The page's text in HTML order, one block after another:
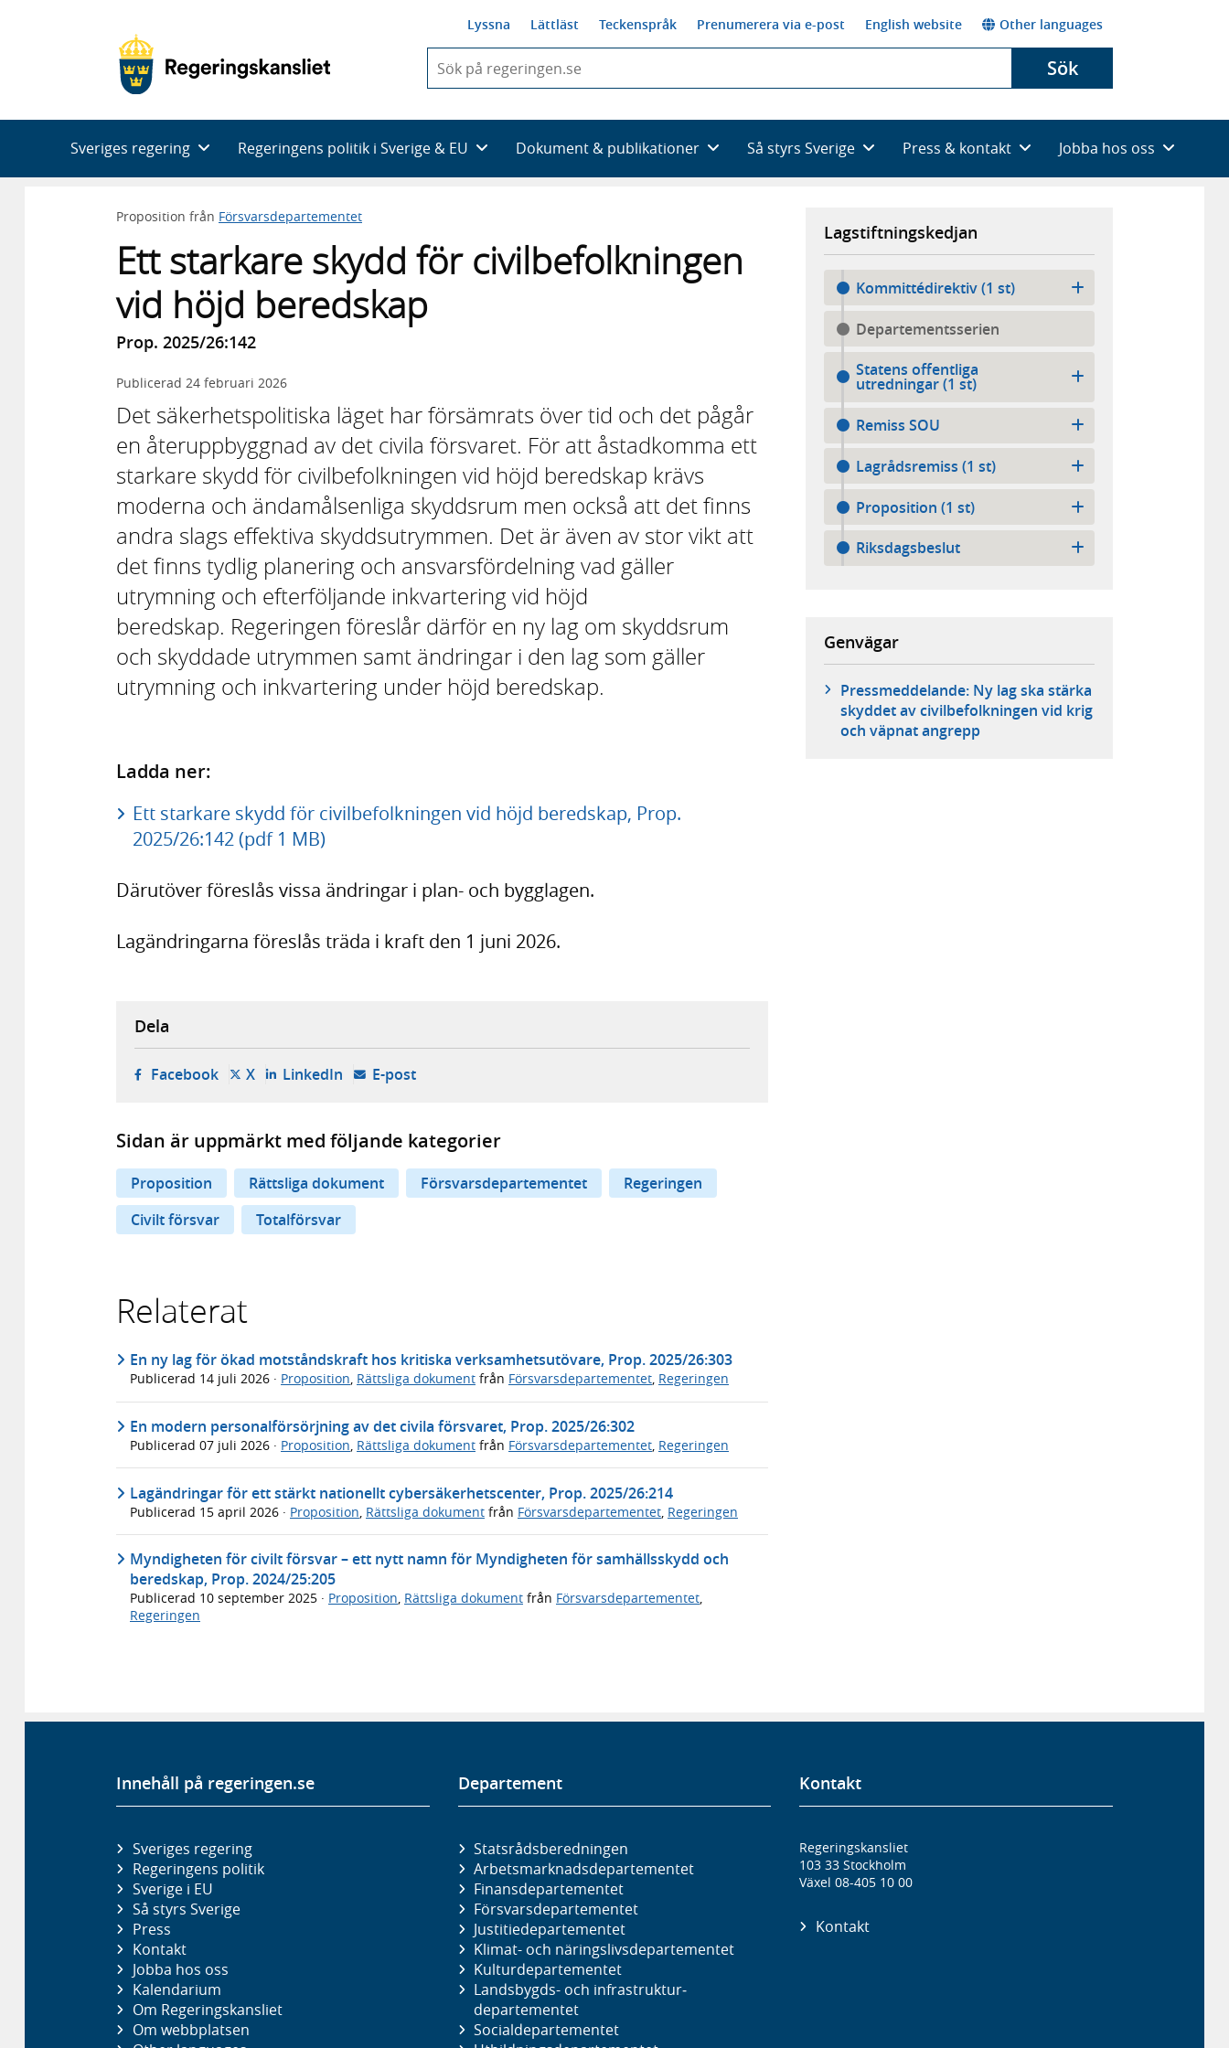
Lyssna Lättläst Teckenspråk Prenumerera via e-post English website Other languages
du
skriva
framträder
en
Sök
Sveriges regering Regeringens politik i Sverige & EU Dokument & publikationer Så styrs Sverige Press & kontakt Jobba hos oss
Proposition från Försvarsdepartementet
Ett starkare skydd för civilbefolkningen
vid höjd beredskap
Prop. 2025/26:142
Publicerad 24 februari 2026
Det säkerhetspolitiska läget har försämrats över tid och det pågår
en återuppbyggnad av det civila försvaret. För att åstadkomma ett
starkare skydd för civilbefolkningen vid höjd beredskap krävs
moderna och ändamålsenliga skyddsrum men också att det finns
andra slags effektiva skyddsutrymmen. Det är även av stor vikt att
det finns tydlig planering och ansvarsfördelning vad gäller
utrymning och efterföljande inkvartering vid höjd
beredskap. Regeringen föreslår därför en ny lag om skyddsrum
och skyddade utrymmen samt ändringar i den lag som gäller
utrymning och inkvartering under höjd beredskap.
Ladda ner:
Ett starkare skydd för civilbefolkningen vid höjd beredskap, Prop.
2025/26:142 (pdf 1 MB)
Därutöver föreslås vissa ändringar i plan- och bygglagen.
Lagändringarna föreslås träda i kraft den 1 juni 2026.
Lagstiftningskedjan
Kommittédirektiv (1 st)
Departementsserien
Statens offentliga
utredningar (1 st)
Remiss SOU
Lagrådsremiss (1 st)
Proposition (1 st)
Riksdagsbeslut
Genvägar
Pressmeddelande: Ny lag ska stärka
skyddet av civilbefolkningen vid krig
och väpnat angrepp
Dela
Facebook- öppnas i ny flik, extern webbplats,
X- öppnas i ny flik, extern webbplats,
LinkedIn- öppnas i ny flik, extern webbplats,
E-post- öppnar din e-postklient,
Sidan är uppmärkt med följande kategorier
Proposition Rättsliga dokument Försvarsdepartementet
Regeringen
Civilt försvar
Totalförsvar
Relaterat
En ny lag för ökad motståndskraft hos kritiska verksamhetsutövare, Prop. 2025/26:303
Publicerad 14 juli 2026 · Proposition, Rättsliga dokument från Försvarsdepartementet, Regeringen
En modern personalförsörjning av det civila försvaret, Prop. 2025/26:302
Publicerad 07 juli 2026 · Proposition, Rättsliga dokument från Försvarsdepartementet, Regeringen
Lagändringar för ett stärkt nationellt cybersäkerhetscenter, Prop. 2025/26:214
Publicerad 15 april 2026 · Proposition Rättsliga dokument från Försvarsdepartementet Regeringen
Myndigheten för civilt försvar – ett nytt namn för Myndigheten för samhällsskydd och
beredskap, Prop. 2024/25:205
Publicerad 10 september 2025 · Proposition, Rättsliga dokument från Försvarsdepartementet,
Regeringen
Innehåll på regeringen.se
Sveriges regering
Regeringens politik
Sverige i EU
Så styrs Sverige
Press
Kontakt
Jobba hos oss
Kalendarium
Om Regeringskansliet
Om webbplatsen
Departement
Statsrådsberedningen
Arbetsmarknads­departementet
Finans­departementet
Försvars­departementet
Justitie­departementet
Klimat- och näringslivs­departementet
Kultur­departementet
Landsbygds- och infrastruktur­
departementet
Social­departementet
Kontakt
Regeringskansliet
103 33 Stockholm
Växel 08-405 10 00
Kontakt